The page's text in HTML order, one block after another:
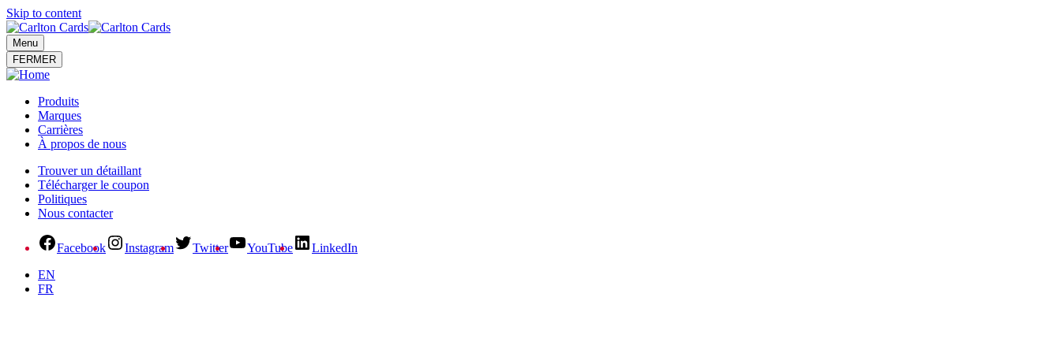
Skip to content
Menu
FERMER
Produits
Marques
Carrières
À propos de nous
Trouver un détaillant
Télécharger le coupon
Politiques
Nous contacter
Facebook Instagram Twitter YouTube
LinkedIn
EN
FR